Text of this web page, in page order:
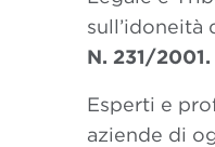
sull’idoneità
N. 231/2001.
Esperti e
aziende di